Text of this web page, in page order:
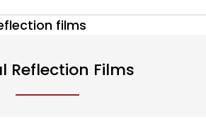
films
Reflection Films